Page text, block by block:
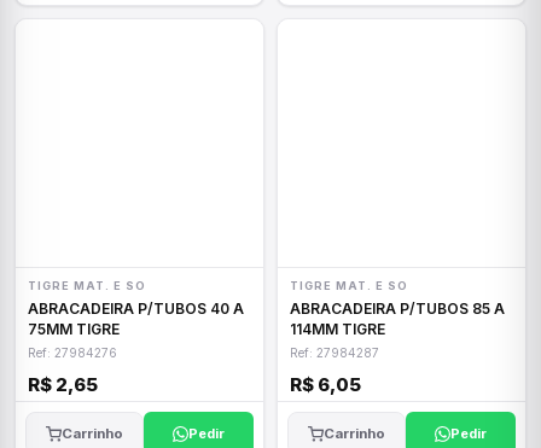
TIGRE MAT. E SO
ABRACADEIRA P/TUBOS 40 A
75MM TIGRE
Ref: 27984276
R$ 2,65
Carrinho Pedir
TIGRE MAT. E SO
ABRACADEIRA P/TUBOS 85 A
114MM TIGRE
Ref: 27984287
R$ 6,05
Carrinho Pedir